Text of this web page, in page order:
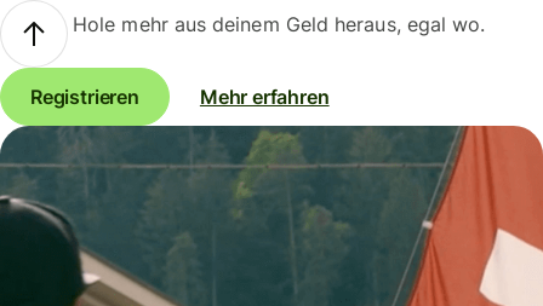
Hole mehr aus deinem Geld heraus, egal wo.
Registrieren Mehr erfahren